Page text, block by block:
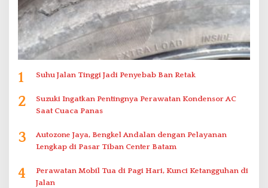
1 Suhu Jalan Tinggi Jadi Penyebab Ban Retak
2
Suzuki Ingatkan Pentingnya Perawatan Kondensor AC
Saat Cuaca Panas
3
Autozone Jaya, Bengkel Andalan dengan Pelayanan
Lengkap di Pasar Tiban Center Batam
4
Perawatan Mobil Tua di Pagi Hari, Kunci Ketangguhan di
Jalan